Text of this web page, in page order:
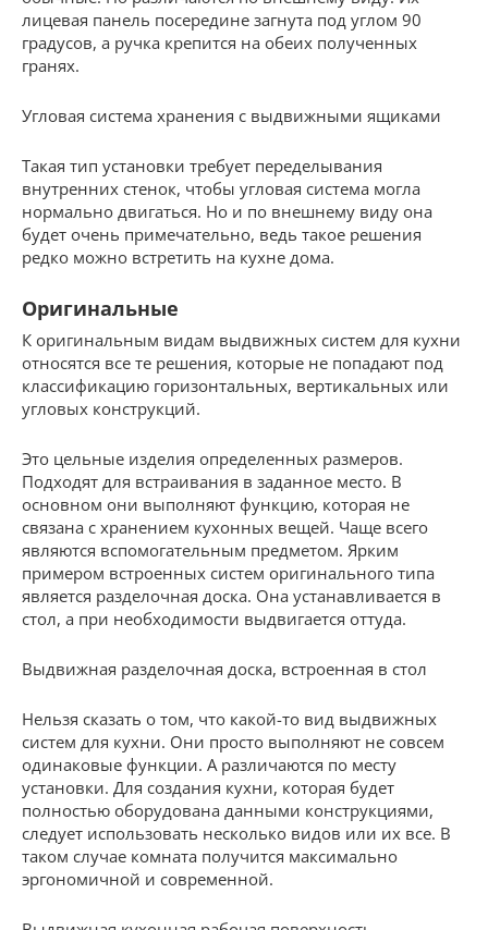
лицевая панель посередине загнута под углом 90
градусов, а ручка крепится на обеих полученных
гранях.
Угловая система хранения с выдвижными ящиками
Такая тип установки требует переделывания
внутренних стенок, чтобы угловая система могла
нормально двигаться. Но и по внешнему виду она
будет очень примечательно, ведь такое решения
редко можно встретить на кухне дома.
Оригинальные
К оригинальным видам выдвижных систем для кухни
относятся все те решения, которые не попадают под
классификацию горизонтальных, вертикальных или
угловых конструкций.
Это цельные изделия определенных размеров.
Подходят для встраивания в заданное место. В
основном они выполняют функцию, которая не
связана с хранением кухонных вещей. Чаще всего
являются вспомогательным предметом. Ярким
примером встроенных систем оригинального типа
является разделочная доска. Она устанавливается в
стол, а при необходимости выдвигается оттуда.
Выдвижная разделочная доска, встроенная в стол
Нельзя сказать о том, что какой-то вид выдвижных
систем для кухни. Они просто выполняют не совсем
одинаковые функции. А различаются по месту
установки. Для создания кухни, которая будет
полностью оборудована данными конструкциями,
следует использовать несколько видов или их все. В
таком случае комната получится максимально
эргономичной и современной.